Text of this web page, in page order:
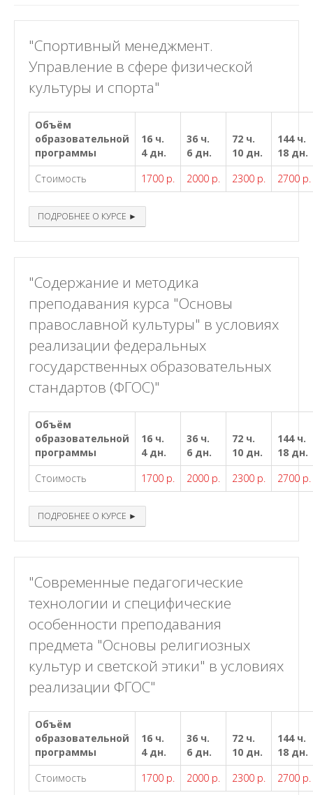
"Спортивный менеджмент.
Управление в сфере физической
культуры и спорта"
Объём
образовательной
программы
16 ч.
4 дн.
36 ч.
6 дн.
72 ч.
10 дн.
144 ч.
18 дн.
Стоимость
1700 р. 2000 р. 2300 р. 2700 р.
ПОДРОБНЕЕ О КУРСЕ ►
"Содержание и методика
преподавания курса "Основы
православной культуры" в условиях
реализации федеральных
государственных образовательных
стандартов (ФГОС)"
Объём
образовательной
программы
16 ч.
4 дн.
36 ч.
6 дн.
72 ч.
10 дн.
144 ч.
18 дн.
Стоимость
1700 р. 2000 р. 2300 р. 2700 р.
ПОДРОБНЕЕ О КУРСЕ ►
"Современные педагогические
технологии и специфические
особенности преподавания
предмета "Основы религиозных
культур и светской этики" в условиях
реализации ФГОС"
Объём
образовательной
программы
16 ч.
4 дн.
36 ч.
6 дн.
72 ч.
10 дн.
144 ч.
18 дн.
Стоимость
1700 р. 2000 р. 2300 р. 2700 р.